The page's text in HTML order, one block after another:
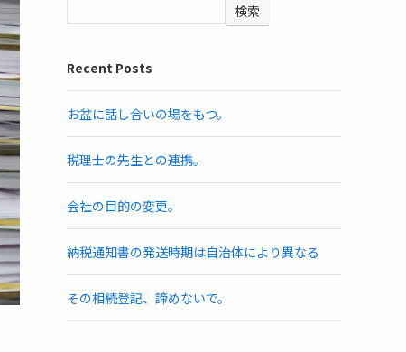
検索
Recent Posts
お盆に話し合いの場をもつ。
税理士の先生との連携。
会社の目的の変更。
納税通知書の発送時期は自治体により異なる
その相続登記、諦めないで。